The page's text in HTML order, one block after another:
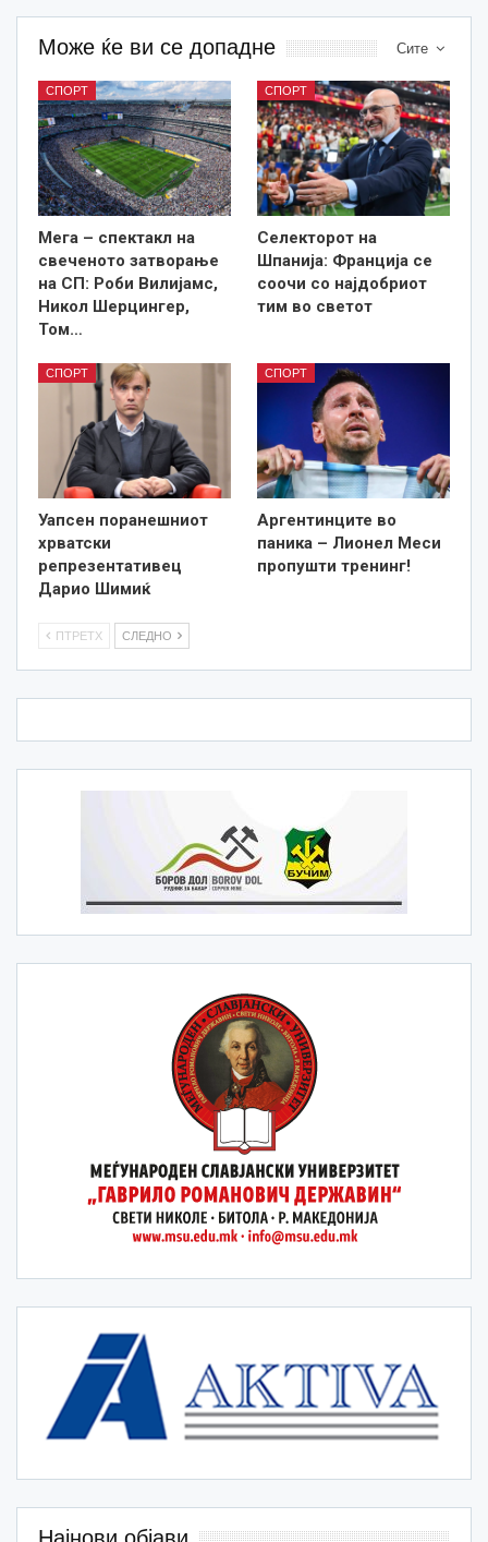
Сите
Може ќе ви се допадне
СПОРТ
Мега – спектакл на
свеченото затворање
на СП: Роби Вилијамс,
Никол Шерцингер,
Том…
СПОРТ
Селекторот на
Шпанија: Франција се
соочи со најдобриот
тим во светот
СПОРТ
Уапсен поранешниот
хрватски
репрезентативец
Дарио Шимиќ
СПОРТ
Аргентинците во
паника – Лионел Меси
пропушти тренинг!
ПТРЕТХ СЛЕДНО